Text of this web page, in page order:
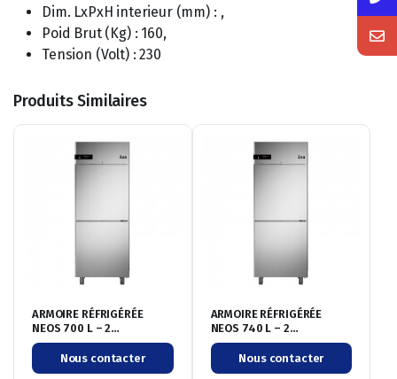
Dim. LxPxH interieur (mm) : ,
Poid Brut (Kg) : 160,
Tension (Volt) : 230
Produits Similaires
ARMOIRE RÉFRIGÉRÉE
NEOS 700 L – 2
PORTILLONS – POSITIVE
-2°/+8°C – SANS GROUPE
Nous contacter
ARMOIRE RÉFRIGÉRÉE
NEOS 740 L – 2
PORTILLONS – BI-
TEMPÉRATURE
Nous contacter